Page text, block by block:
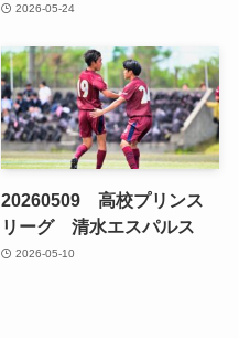
2026-05-24
20260509 高校プリンス
リーグ 清水エスパルス
2026-05-10